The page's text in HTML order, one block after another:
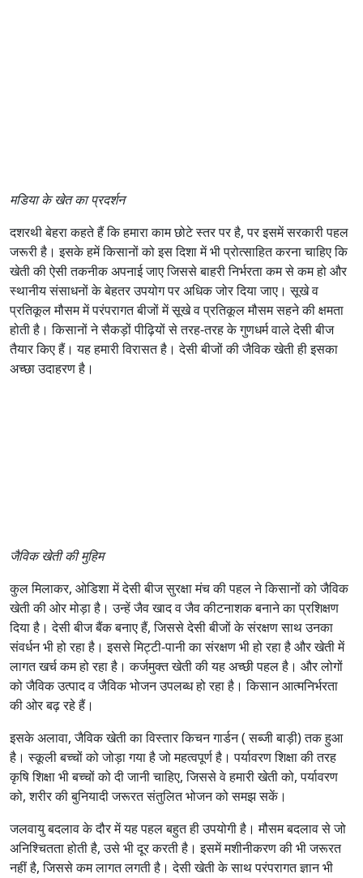
मडिया के खेत का प्रदर्शन
दशरथी बेहरा कहते हैं कि हमारा काम छोटे स्तर पर है, पर इसमें सरकारी पहल
जरूरी है। इसके हमें किसानों को इस दिशा में भी प्रोत्साहित करना चाहिए कि
खेती की ऐसी तकनीक अपनाई जाए जिससे बाहरी निर्भरता कम से कम हो और
स्थानीय संसाधनों के बेहतर उपयोग पर अधिक जोर दिया जाए। सूखे व
प्रतिकूल मौसम में परंपरागत बीजों में सूखे व प्रतिकूल मौसम सहने की क्षमता
होती है। किसानों ने सैकड़ों पीढ़ियों से तरह-तरह के गुणधर्म वाले देसी बीज
तैयार किए हैं। यह हमारी विरासत है। देसी बीजों की जैविक खेती ही इसका
अच्छा उदाहरण है।
जैविक खेती की मुहिम
कुल मिलाकर, ओडिशा में देसी बीज सुरक्षा मंच की पहल ने किसानों को जैविक
खेती की ओर मोड़ा है। उन्हें जैव खाद व जैव कीटनाशक बनाने का प्रशिक्षण
दिया है। देसी बीज बैंक बनाए हैं, जिससे देसी बीजों के संरक्षण साथ उनका
संवर्धन भी हो रहा है। इससे मिट्टी-पानी का संरक्षण भी हो रहा है और खेती में
लागत खर्च कम हो रहा है। कर्जमुक्त खेती की यह अच्छी पहल है। और लोगों
को जैविक उत्पाद व जैविक भोजन उपलब्ध हो रहा है। किसान आत्मनिर्भरता
की ओर बढ़ रहे हैं।
इसके अलावा, जैविक खेती का विस्तार किचन गार्डन ( सब्जी बाड़ी) तक हुआ
है। स्कूली बच्चों को जोड़ा गया है जो महत्वपूर्ण है। पर्यावरण शिक्षा की तरह
कृषि शिक्षा भी बच्चों को दी जानी चाहिए, जिससे वे हमारी खेती को, पर्यावरण
को, शरीर की बुनियादी जरूरत संतुलित भोजन को समझ सकें।
जलवायु बदलाव के दौर में यह पहल बहुत ही उपयोगी है। मौसम बदलाव से जो
अनिश्चितता होती है, उसे भी दूर करती है। इसमें मशीनीकरण की भी जरूरत
नहीं है, जिससे कम लागत लगती है। देसी खेती के साथ परंपरागत ज्ञान भी